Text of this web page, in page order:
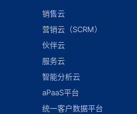
销售云
营销云（SCRM）
伙伴云
服务云
智能分析云
aPaaS平台
统一客户数据平台